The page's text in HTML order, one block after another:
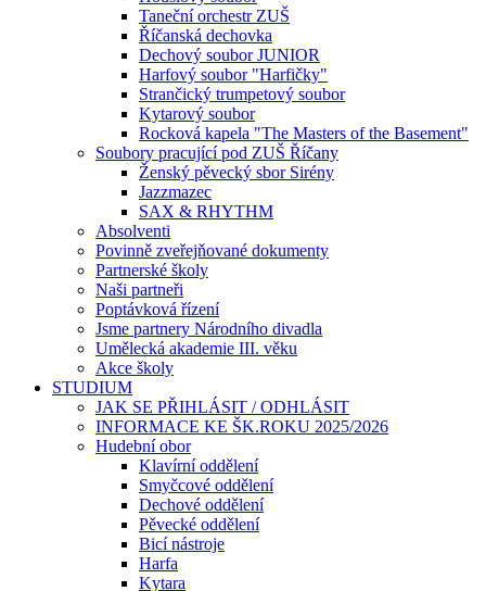
Taneční orchestr ZUŠ
Říčanská dechovka
Dechový soubor JUNIOR
Harfový soubor "Harfičky"
Strančický trumpetový soubor
Kytarový soubor
Rocková kapela "The Masters of the Basement"
Soubory pracující pod ZUŠ Říčany
Ženský pěvecký sbor Sirény
Jazzmazec
SAX & RHYTHM
Absolventi
Povinně zveřejňované dokumenty
Partnerské školy
Naši partneři
Poptávková řízení
Jsme partnery Národního divadla
Umělecká akademie III. věku
Akce školy
STUDIUM
JAK SE PŘIHLÁSIT / ODHLÁSIT
INFORMACE KE ŠK.ROKU 2025/2026
Hudební obor
Klavírní oddělení
Smyčcové oddělení
Dechové oddělení
Pěvecké oddělení
Bicí nástroje
Harfa
Kytara